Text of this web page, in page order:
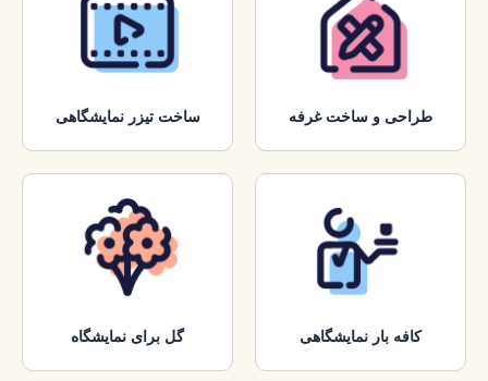
طراحی و ساخت غرفه ساخت تیزر نمایشگاهی
کافه بار نمایشگاهی گل برای نمایشگاه